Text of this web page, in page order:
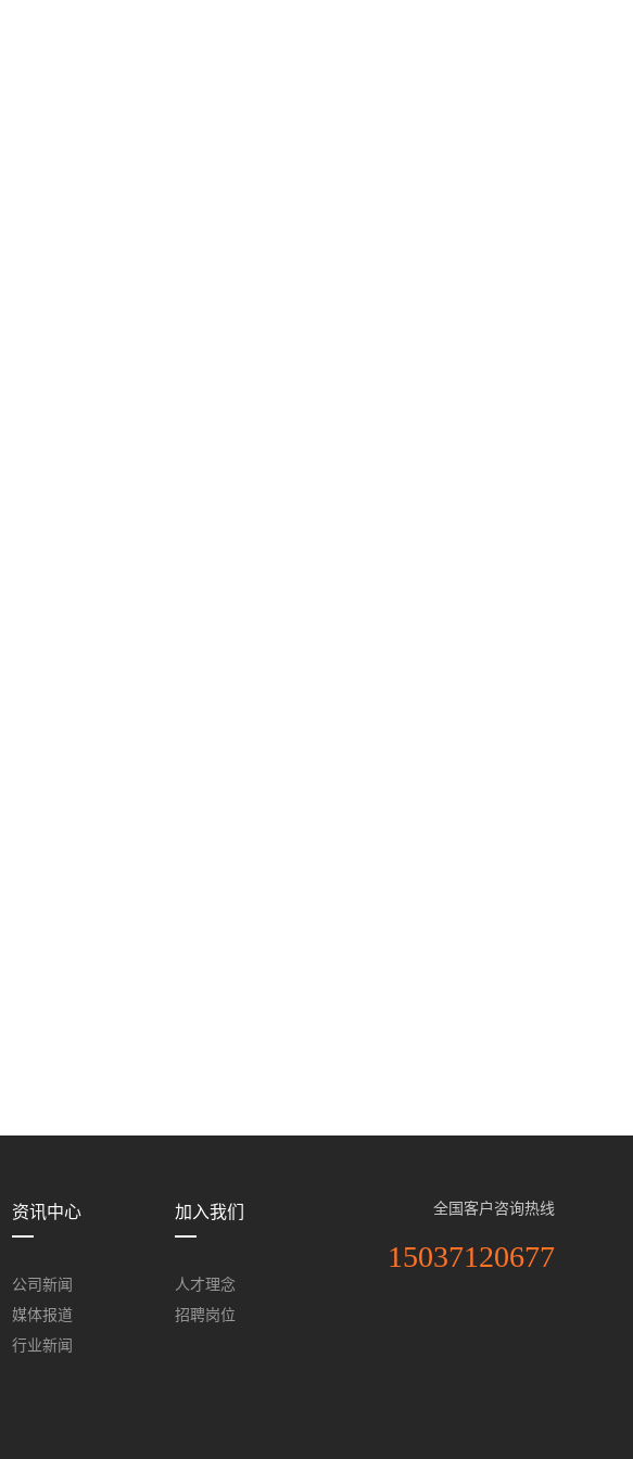
资讯中心
公司新闻
媒体报道
行业新闻
加入我们
人才理念
招聘岗位
全国客户咨询热线
15037120677